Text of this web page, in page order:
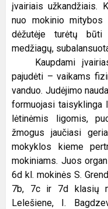
įvairiais užkandžiais.
nuo mokinio mitybos
dėžutėje turėtų
medžiagų,
Kaupdami įvairias
pajudėti – vaikams
vanduo. Judėjimo
formuojasi taisyklinga
lėtinėmis ligomis,
žmogus jaučiasi
mokyklos kieme
mokiniams. Juos
6d kl. mokinės S.
7b, 7c ir 7d klasių
Lelešiene, I.